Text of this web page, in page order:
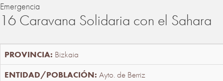
Emergencia
16 Caravana Solidaria con el Sahara
Bizkaia
Ayto. de Berriz